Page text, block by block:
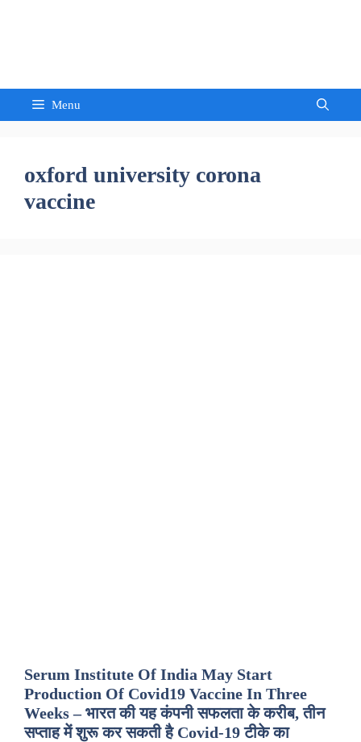
Menu
oxford university corona
vaccine
Serum Institute Of India May Start
Production Of Covid19 Vaccine In Three
Weeks – भारत की यह कंपनी सफलता के करीब, तीन
सप्ताह में शुरू कर सकती है Covid-19 टीके का